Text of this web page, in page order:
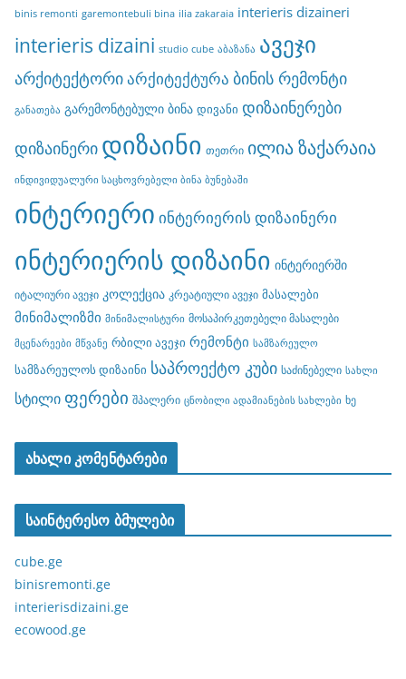
binis remonti garemontebuli bina ilia zakaraia interieris dizaineri
interieris dizaini studio cube აბაზანა ავეჯი
არქიტექტორიარქიტექტურა ბინის რემონტი
განათება გარემონტებული ბინა დივანი დიზაინერები
დიზაინერი დიზაინი თეთრი ილია ზაქარაია
ინდივიდუალური საცხოვრებელი ბინა ბუნებაში
ინტერიერი ინტერიერის დიზაინერი
ინტერიერის დიზაინი ინტერიერში
იტალიური ავეჯი კოლექცია კრეატიული ავეჯი მასალები
მინიმალიზმი მინიმალისტური მოსაპირკეთებელი მასალები
მცენარეები მწვანე რბილი ავეჯი რემონტი სამზარეულო
სამზარეულოს დიზაინი საპროექტო კუბი საძინებელი სახლი
სტილი ფერები შპალერი ცნობილი ადამიანების სახლები ხე
ახალი კომენტარები
საინტერესო ბმულები
cube.ge
binisremonti.ge
interierisdizaini.ge
ecowood.ge